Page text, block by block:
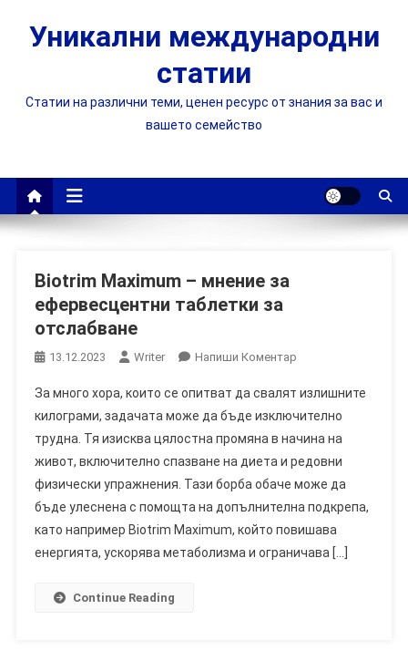
Уникални международни
статии
Статии на различни теми, ценен ресурс от знания за вас и
вашето семейство
Biotrim Maximum – мнение за
ефервесцентни таблетки за
отслабване
13.12.2023 Writer Напиши КоментарOn
Maximum
–
Мнение
За
Ефервесцентни
Таблетки
За
Отслабване
За много хора, които се опитват да свалят излишните
килограми, задачата може да бъде изключително
трудна. Тя изисква цялостна промяна в начина на
живот, включително спазване на диета и редовни
физически упражнения. Тази борба обаче може да
бъде улеснена с помощта на допълнителна подкрепа,
като например Biotrim Maximum, който повишава
енергията, ускорява метаболизма и ограничава […]
Continue Reading